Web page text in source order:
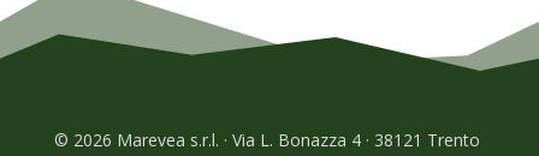
© 2026 Marevea s.r.l. · Via L. Bonazza 4 · 38121 Trento